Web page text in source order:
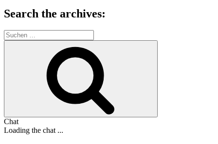
Search the archives:
Suche
nach:
Chat
Loading the chat ...